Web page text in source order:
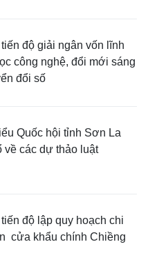
độ giải ngân vốn lĩnh
công nghệ, đổi mới sáng
đổi số
Quốc hội tỉnh Sơn La
về các dự thảo luật
độ lập quy hoạch chi
cửa khẩu chính Chiềng